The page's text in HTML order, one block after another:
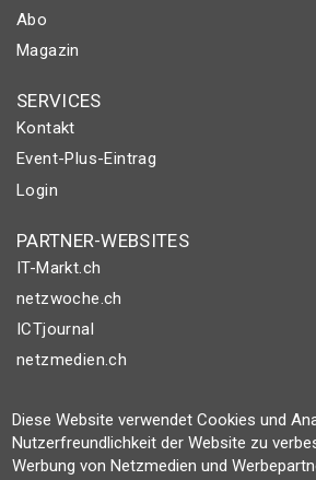
Abo
Magazin
SERVICES
Kontakt
Event-Plus-Eintrag
Login
PARTNER-WEBSITES
IT-Markt.ch
netzwoche.ch
ICTjournal
netzmedien.ch
© NETZMEDIEN AG 2026
Impressum
AGB
Diese Website verwendet Cookies und
Nutzerfreundlichkeit der Website zu
Werbung von Netzmedien und